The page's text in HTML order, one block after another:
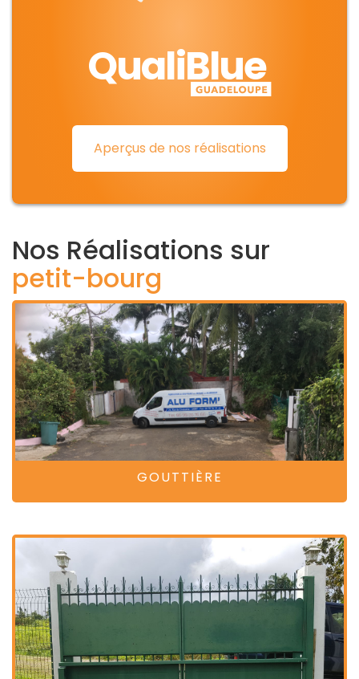
QualiBlue
Aperçus de nos réalisations
Nos Réalisations sur
petit-bourg
GOUTTIÈRE